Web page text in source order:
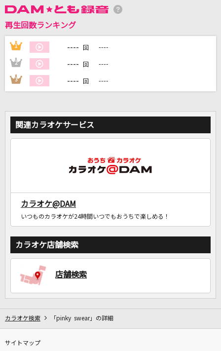
再生回数ランキング
1 ---- 回 ----
2 ---- 回 ----
3 ---- 回 ----
関連カラオケサービス
カラオケ@DAM
いつものカラオケが24時間いつでもおうちで楽しめる！
カラオケ店舗検索
店舗検索
カラオケ検索 「pinky swear」の詳細
サイトマップ